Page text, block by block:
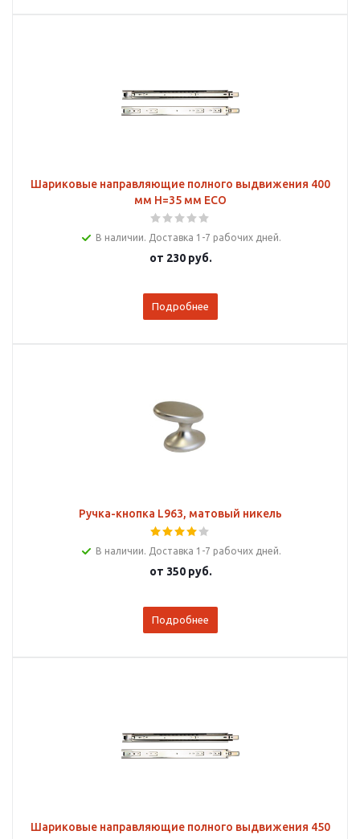
Шариковые направляющие полного выдвижения 400
мм Н=35 мм ECO
В наличии. Доставка 1-7 рабочих дней.
от 230 руб.
Подробнее
Ручка-кнопка L963, матовый никель
В наличии. Доставка 1-7 рабочих дней.
от 350 руб.
Подробнее
Шариковые направляющие полного выдвижения 450